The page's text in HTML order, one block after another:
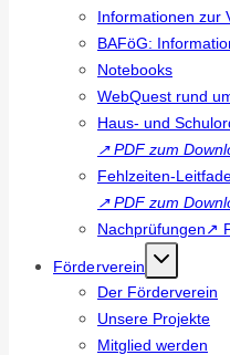
Informationen zur
BAFöG:
Notebooks
WebQuest rund
Haus- und
↗ PDF zum
Fehlzeiten-
↗ PDF zum
Nachprüfungen↗
Förderverein
Der Förderverein
Unsere Projekte
Mitglied werden